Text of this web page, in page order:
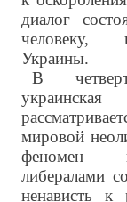
диалог
человеку,
Украины.
В
украинская
мировой
феномен
либералами
ненависть к